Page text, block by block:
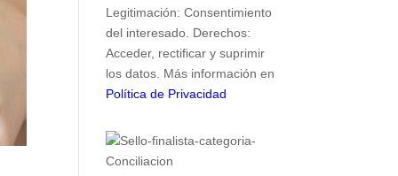
Legitimación: Consentimiento
del interesado. Derechos:
Acceder, rectificar y suprimir
los datos. Más información en
Política de Privacidad